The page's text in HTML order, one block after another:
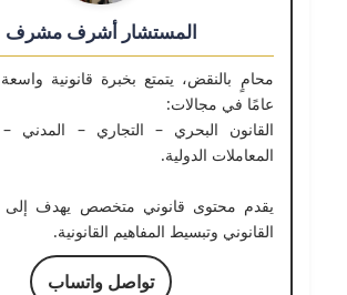
المستشار أشرف مشرف
عامًا في مجالات:
القانون البحري – التجاري – المدني
المعاملات الدولية.
يقدم محتوى قانوني متخصص يهدف إلى
القانوني وتبسيط المفاهيم القانونية.
تواصل واتساب